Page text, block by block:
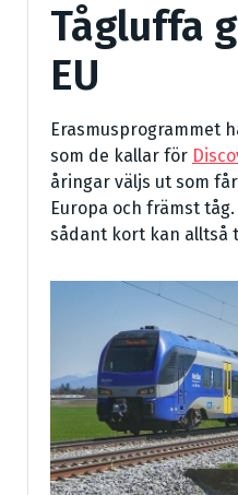
Tågluffa
EU
Erasmusprogrammet
som de kallar för
åringar väljs ut som
Europa och främst
sådant kort kan alltså